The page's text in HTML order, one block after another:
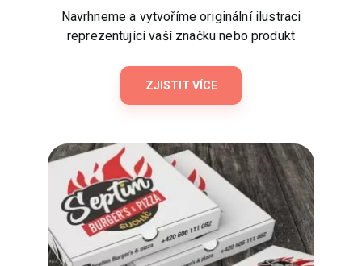
Navrhneme a vytvoříme originální ilustraci
reprezentující vaší značku nebo produkt
ZJISTIT VÍCE